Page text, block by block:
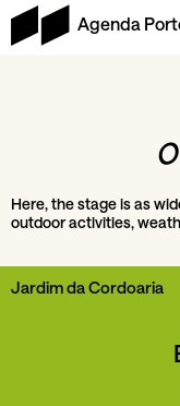
Agenda
Here, the stage is as
outdoor activities,
Jardim da Cordoaria